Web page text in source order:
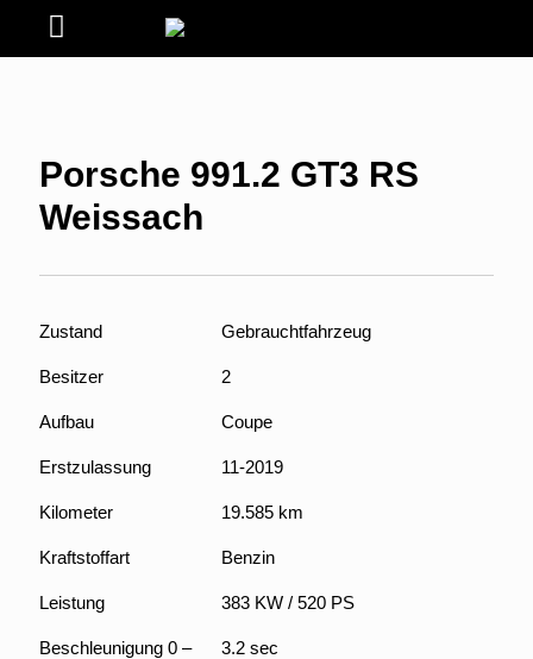
Porsche 991.2 GT3 RS
Weissach
Zustand Gebrauchtfahrzeug
Besitzer 2
Aufbau Coupe
Erstzulassung 11-2019
Kilometer 19.585 km
Kraftstoffart Benzin
Leistung 383 KW / 520 PS
Beschleunigung 0 –
3.2 sec